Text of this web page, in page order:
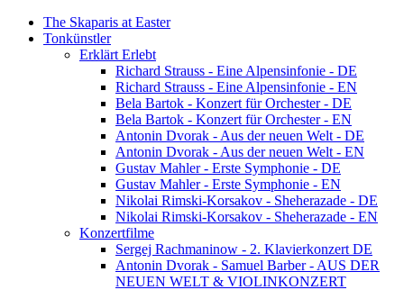
The Skaparis at Easter
Tonkünstler
Erklärt Erlebt
Richard Strauss - Eine Alpensinfonie - DE
Richard Strauss - Eine Alpensinfonie - EN
Bela Bartok - Konzert für Orchester - DE
Bela Bartok - Konzert für Orchester - EN
Antonin Dvorak - Aus der neuen Welt - DE
Antonin Dvorak - Aus der neuen Welt - EN
Gustav Mahler - Erste Symphonie - DE
Gustav Mahler - Erste Symphonie - EN
Nikolai Rimski-Korsakov - Sheherazade - DE
Nikolai Rimski-Korsakov - Sheherazade - EN
Konzertfilme
Sergej Rachmaninow - 2. Klavierkonzert DE
Antonin Dvorak - Samuel Barber - AUS DER
NEUEN WELT & VIOLINKONZERT